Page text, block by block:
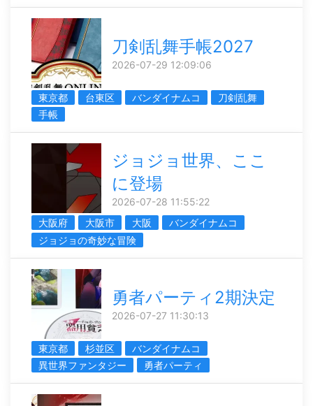
刀剣乱舞手帳2027
2026-07-29 12:09:06
東京都 台東区 バンダイナムコ
刀剣乱舞
手帳
ジョジョ世界、ここ
に登場
2026-07-28 11:55:22
大阪府
大阪市 大阪
バンダイナムコ
ジョジョの奇妙な冒険
勇者パーティ2期決定
2026-07-27 11:30:13
東京都 杉並区
バンダイナムコ
異世界ファンタジー
勇者パーティ